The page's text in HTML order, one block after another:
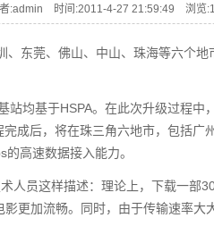
:admin 时间:2011-4-27 21:59:49 浏览:
东莞、佛山、中山、珠海等六个
站均基于HSPA。在此次升级过程中
成后，将在珠三角六地市，包括广
高速数据接入能力。
人员这样描述：理论上，下载一部
更加流畅。同时，由于传输速率